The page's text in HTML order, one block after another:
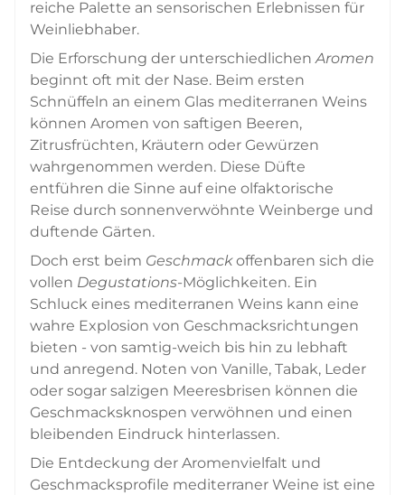
reiche Palette an sensorischen Erlebnissen für
Weinliebhaber.
Die Erforschung der unterschiedlichenAromen
beginnt oft mit der Nase. Beim ersten
Schnüffeln an einem Glas mediterranen Weins
können Aromen von saftigen Beeren,
Zitrusfrüchten, Kräutern oder Gewürzen
wahrgenommen werden. Diese Düfte
entführen die Sinne auf eine olfaktorische
Reise durch sonnenverwöhnte Weinberge und
duftende Gärten.
Doch erst beim Geschmackoffenbaren sich die
vollen Degustations-Möglichkeiten. Ein
Schluck eines mediterranen Weins kann eine
wahre Explosion von Geschmacksrichtungen
bieten - von samtig-weich bis hin zu lebhaft
und anregend. Noten von Vanille, Tabak, Leder
oder sogar salzigen Meeresbrisen können die
Geschmacksknospen verwöhnen und einen
bleibenden Eindruck hinterlassen.
Die Entdeckung der Aromenvielfalt und
Geschmacksprofile mediterraner Weine ist eine